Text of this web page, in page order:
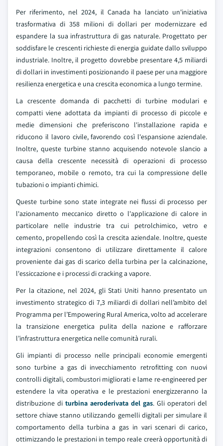
Per riferimento, nel 2024, il Canada ha lanciato un'iniziativa
trasformativa di 358 milioni di dollari per modernizzare ed
espandere la sua infrastruttura di gas naturale. Progettato per
soddisfare le crescenti richieste di energia guidate dallo sviluppo
industriale. Inoltre, il progetto dovrebbe presentare 4,5 miliardi
di dollari in investimenti posizionando il paese per una maggiore
resilienza energetica e una crescita economica a lungo termine.
La crescente domanda di pacchetti di turbine modulari e
compatti viene adottata da impianti di processo di piccole e
medie dimensioni che preferiscono l'installazione rapida e
riducono il lavoro civile, favorendo così l'espansione aziendale.
Inoltre, queste turbine stanno acquisendo notevole slancio a
causa della crescente necessità di operazioni di processo
temporaneo, mobile o remoto, tra cui la compressione delle
tubazioni o impianti chimici.
Queste turbine sono state integrate nei flussi di processo per
l'azionamento meccanico diretto o l'applicazione di calore in
particolare nelle industrie tra cui petrolchimico, vetro e
cemento, propellendo così la crescita aziendale. Inoltre, queste
integrazioni consentono di utilizzare direttamente il calore
proveniente dai gas di scarico della turbina per la calcinazione,
l'essiccazione e i processi di cracking a vapore.
Per la citazione, nel 2024, gli Stati Uniti hanno presentato un
investimento strategico di 7,3 miliardi di dollari nell’ambito del
Programma per l’Empowering Rural America, volto ad accelerare
la transizione energetica pulita della nazione e rafforzare
l’infrastruttura energetica nelle comunità rurali.
Gli impianti di processo nelle principali economie emergenti
sono turbine a gas di invecchiamento retrofitting con nuovi
controlli digitali, combustori migliorati e lame re-engineered per
estendere la vita operativa e le prestazioni energizzeranno la
distribuzione di turbina aeroderivata del gas. Gli operatori del
settore chiave stanno utilizzando gemelli digitali per simulare il
comportamento della turbina a gas in vari scenari di carico,
ottimizzando le prestazioni in tempo reale creerà opportunità di